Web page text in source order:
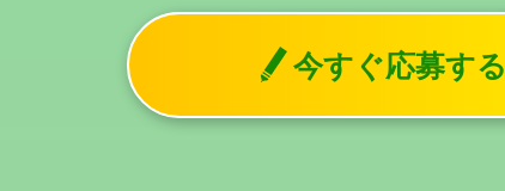
今すぐ応募する